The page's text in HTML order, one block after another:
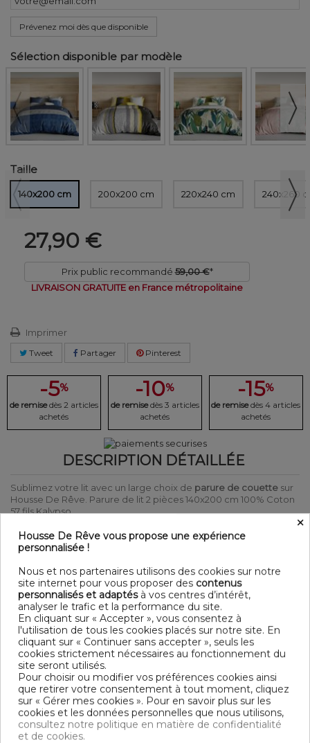
Prévenez moi dès que disponible
Sélection disponible par modèle
Taille
140x200 cm 200x200 cm 220x240 cm 240x260
27,90 €
Prix public recommandé 59,00 €*
LIVRAISON GRATUITE en France métropolitaine
Imprimer
Tweet Partager Pinterest
-5%
de remise dès 2 articles
achetés
-10%
de remise dès 3 articles
achetés
-15%
de remise dès 4 articles
achetés
DESCRIPTION DÉTAILLÉE
Sublimez votre lit avec un large choix de parure de couette sur
Housse De Rêve. Parure de lit 2 pièces 140x200 cm 100% Coton
57 fils Kalypso.
Produit certifié Oeko-Tex® : Garantit que les articles testés et
certifiés ne présentent pas de substances nocives pouvant nuire
DÉTAIL
Matière : 100% Coton 57 fils
Couleur : Motifs
Entretien : Lavable en machine à 40°C
Parure de lit 2 pièces
Finition housse de couette : Bouton
Finition taie d'oreiller : Portefeuille
Modèle : Kalypso
Tissage serré - 57 fils /cm²
DIMENSIONS & GUIDE
Housse de couette
×
Housse De Rêve vous propose une expérience
personnalisée !
Nous et nos partenaires utilisons des cookies sur notre
site internet pour vous proposer des contenus
personnalisés et adaptésà vos centres d’intérêt,
analyser le trafic et la performance du site.
En cliquant sur « Accepter », vous consentez à
l'utilisation de tous les cookies placés sur notre site. En
cliquant sur « Continuer sans accepter », seuls les
cookies strictement nécessaires au fonctionnement du
site seront utilisés.
Pour choisir ou modifier vos préférences cookies ainsi
que retirer votre consentement à tout moment, cliquez
sur « Gérer mes cookies ». Pour en savoir plus sur les
cookies et les données personnelles que nous utilisons,
consultez notre politique en matière de confidentialité
et de cookies.